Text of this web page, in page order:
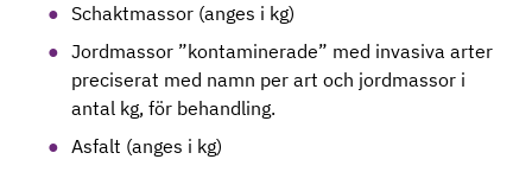
Schaktmassor (anges i kg)
Jordmassor ”kontaminerade” med invasiva arter
preciserat med namn per art och jordmassor i
antal kg, för behandling.
Asfalt (anges i kg)